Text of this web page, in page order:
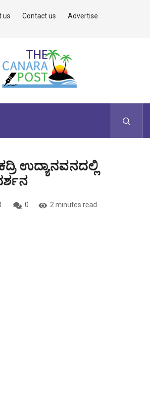
us Contact us Advertise
ಉದ್ಯಾನವನದಲ್ಲಿ
0 2 minutes read